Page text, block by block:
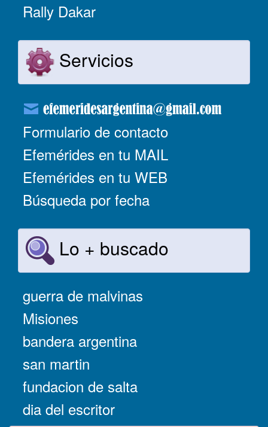
Rally Dakar
Servicios
Formulario de contacto
Efemérides en tu MAIL
Efemérides en tu WEB
Búsqueda por fecha
Lo + buscado
guerra de malvinas
Misiones
bandera argentina
san martin
fundacion de salta
dia del escritor